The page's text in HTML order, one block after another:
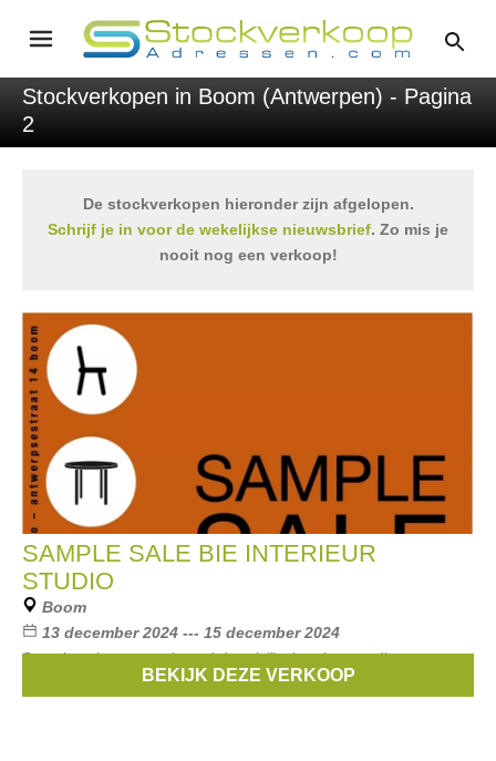
Stockverkopen in Boom (Antwerpen) - Pagina
2
De stockverkopen hieronder zijn afgelopen.
Schrijf je in voor de wekelijkse nieuwsbrief. Zo mis je
nooit nog een verkoop!
SAMPLE SALE BIE INTERIEUR
STUDIO
Boom
13 december 2024 --- 15 december 2024
Sample sale georganiseerd door b(i)e interieur studio van
showroom meubelen en woonaccessoires.
BEKIJK DEZE VERKOOP